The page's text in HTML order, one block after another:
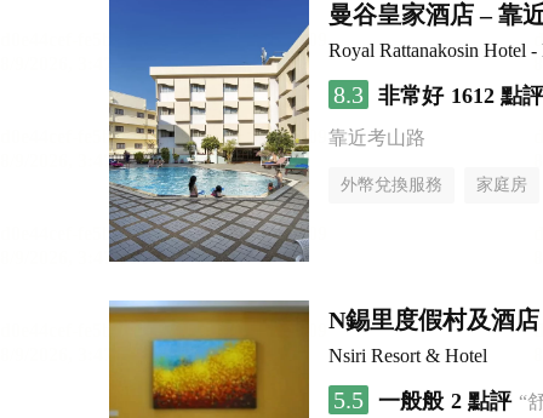
曼谷皇家酒店 – 靠
Royal Rattanakosin Hotel
8.3 非常好 1612 點評
靠近考山路
外幣兌換服務 家庭房
N錫里度假村及酒店
Nsiri Resort & Hotel
5.5 一般般 2 點評 “